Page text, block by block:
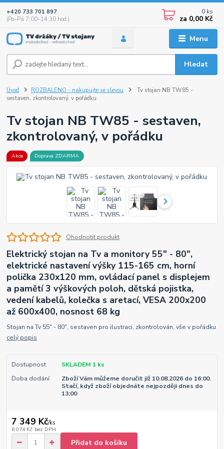
Menu
Hledat
+420 733 701 897
(Po–Pá 7:00–14:30 hod.)
0 ks
za 0,00 Kč
Úvod ROZBALENO - nakupujte se slevou
Tv stojan NB TW85 -
sestaven, zkontrolovaný, v pořádku
Tv stojan NB TW85 - sestaven,
zkontrolovaný, v pořádku
Akce Doprava ZDARMA
Ohodnotit produkt
Elektrický stojan na Tv a monitory 55" - 80",
elektrické nastavení výšky 115-165 cm, horní
polička 230x120 mm, ovládací panel s displejem
a pamětí 3 výškových poloh, dětská pojistka,
vedení kabelů, kolečka s aretací, VESA 200x200
až 600x400, nosnost 68 kg
Stojan na Tv 55" - 80", sestaven pro ilustraci, zkontrolován, vše v pořádku
celý popis
Dostupnost
SKLADEM 1 ks
Doba dodání
Zboží Vám můžeme doručit již 10.08.2026 do 16:00.
Stačí, když zboží objednáte nejpozději dnes do
13:00
7 349 Kč/ks
6 074 Kč bez DPH
Přidat do košíku